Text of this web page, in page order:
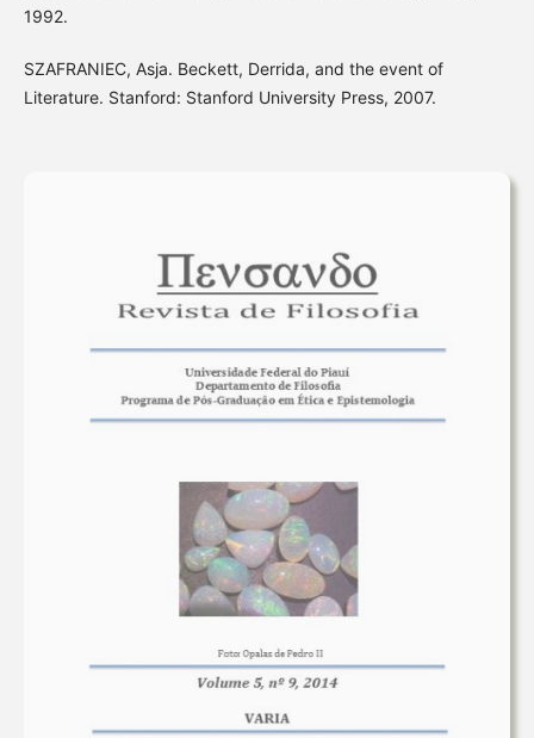
1992.
SZAFRANIEC, Asja. Beckett, Derrida, and the event of
Literature. Stanford: Stanford University Press, 2007.